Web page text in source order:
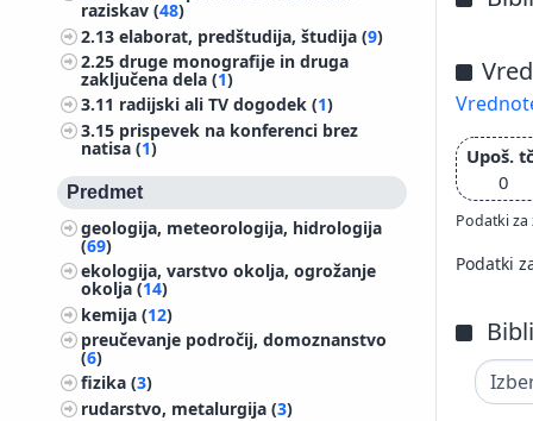
raziskav (48)
2.13elaborat, predštudija, študija (9)
2.25druge monografije in druga
zaključena dela (1)
3.11 radijski ali TV dogodek (1)
3.15 prispevek na konferenci brez
natisa (1)
Predmet
geologija, meteorologija, hidrologija
(69)
ekologija, varstvo okolja, ogrožanje
okolja (14)
kemija (12)
preučevanje področij, domoznanstvo
(6)
fizika (3)
rudarstvo, metalurgija (3)
Upoš.
0
Podatki za
Podatki